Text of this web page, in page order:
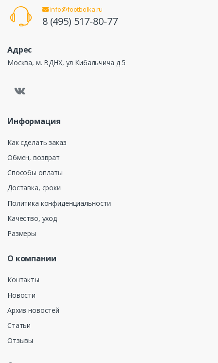
info@footbolka.ru
8 (495) 517-80-77
Адрес
Москва, м. ВДНХ, ул Кибальчича д 5
Информация
Как сделать заказ
Обмен, возврат
Способы оплаты
Доставка, сроки
Политика конфиденциальности
Качество, уход
Размеры
О компании
Контакты
Новости
Архив новостей
Статьи
Отзывы